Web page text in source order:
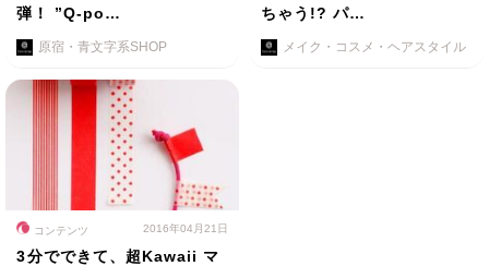
弾！ ”Q-po…
原宿・青文字系SHOP
ちゃう!? パ…
メイク・コスメ・ヘアスタイル
コンテンツ 2016年04月21日
3分でできて、超Kawaii マ